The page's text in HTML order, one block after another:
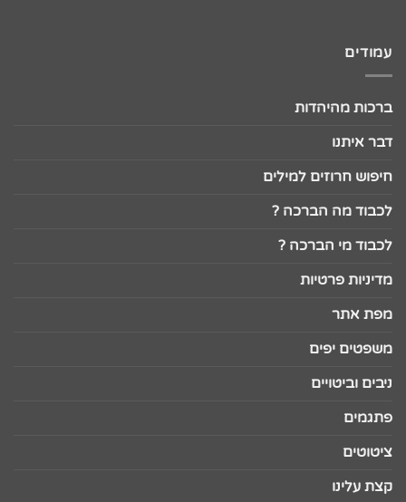
עמודים
ברכות מהיהדות
דבר איתנו
חיפוש חרוזים למילים
לכבוד מה הברכה ?
לכבוד מי הברכה ?
מדיניות פרטיות
מפת אתר
משפטים יפים
ניבים וביטויים
פתגמים
ציטוטים
קצת עלינו